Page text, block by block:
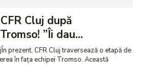
Cluj după
”Îi dau...
prezent, CFR Cluj traversează o etapă de
în fața echipei Tromso. Această